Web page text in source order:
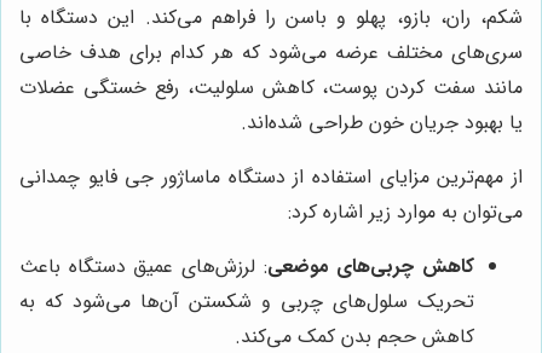
شکم، ران، بازو، پهلو و باسن را فراهم می‌کند. این دستگاه با
سری‌های مختلف عرضه می‌شود که هر کدام برای هدف خاصی
مانند سفت کردن پوست، کاهش سلولیت، رفع خستگی عضلات
یا بهبود جریان خون طراحی شده‌اند.
از مهم‌ترین مزایای استفاده از دستگاه ماساژور جی فایو چمدانی
می‌توان به موارد زیر اشاره کرد:
کاهش چربی‌های موضعی: لرزش‌های عمیق دستگاه باعث
تحریک سلول‌های چربی و شکستن آن‌ها می‌شود که به
کاهش حجم بدن کمک می‌کند.